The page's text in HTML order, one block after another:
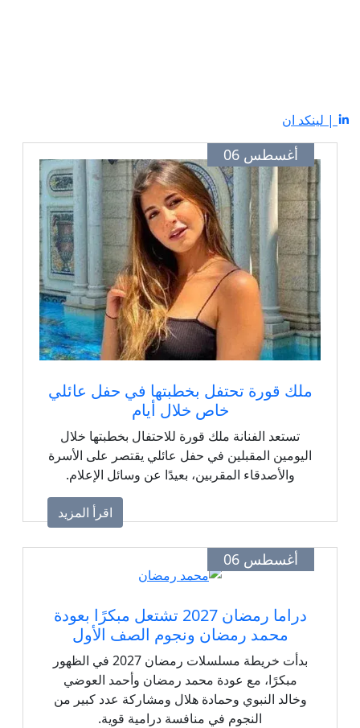
| لينكد ان
أغسطس 06
ملك قورة تحتفل بخطبتها في حفل عائلي
خاص خلال أيام
تستعد الفنانة ملك قورة للاحتفال بخطبتها خلال
اليومين المقبلين في حفل عائلي يقتصر على الأسرة
والأصدقاء المقربين، بعيدًا عن وسائل الإعلام.
اقرأ المزيد
أغسطس 06
دراما رمضان 2027 تشتعل مبكرًا بعودة
محمد رمضان ونجوم الصف الأول
بدأت خريطة مسلسلات رمضان 2027 في الظهور
مبكرًا، مع عودة محمد رمضان وأحمد العوضي
وخالد النبوي وحمادة هلال ومشاركة عدد كبير من
النجوم في منافسة درامية قوية.